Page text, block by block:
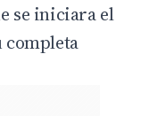
se iniciara el